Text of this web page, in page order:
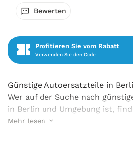
Bewerten
Profitieren Sie vom Rabatt
Verwenden Sie den Code
Günstige Autoersatzteile in
Wer auf der Suche nach
in Berlin und Umgebung ist,
Autoteile e. K. einen erfahrenen
Mehr lesen